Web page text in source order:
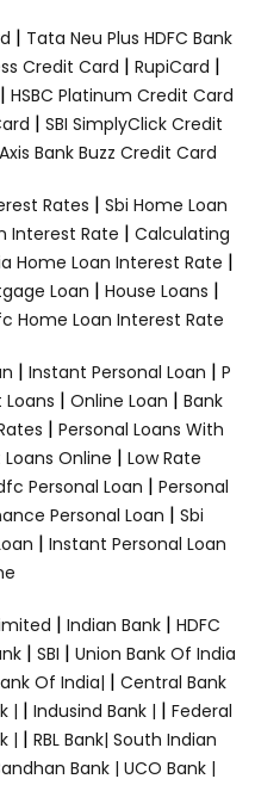
| Tata Neu Plus HDFC Bank
Credit Card | RupiCard |
| HSBC Platinum Credit Card
| SBI SimplyClick Credit
Axis Bank Buzz Credit Card
Rates | Sbi Home Loan
Interest Rate | Calculating
Home Loan Interest Rate |
Loan | House Loans |
Home Loan Interest Rate
| Instant Personal Loan | P
| Online Loan | Bank
| Personal Loans With
Online | Low Rate
Personal Loan | Personal
Personal Loan | Sbi
| Instant Personal Loan
| Indian Bank | HDFC
| SBI | Union Bank Of India
Of India| | Central Bank
| | Indusind Bank | | Federal
| | RBL Bank| South Indian
Bank | UCO Bank |